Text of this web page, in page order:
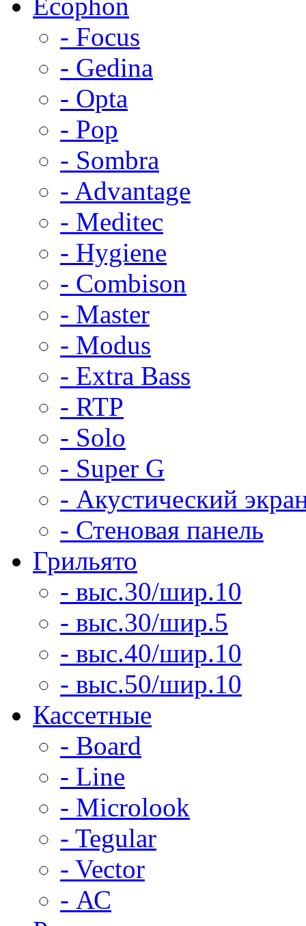
- Focus
- Gedina
- Opta
- Pop
- Sombra
- Advantage
- Meditec
- Hygiene
- Combison
- Master
- Modus
- Extra Bass
- RTP
- Solo
- Super G
- Акустический
- Стеновая панель
Грильято
- выс.30/шир.10
- выс.30/шир.5
- выс.40/шир.10
- выс.50/шир.10
Кассетные
- Board
- Line
- Microlook
- Tegular
- Vector
- АС